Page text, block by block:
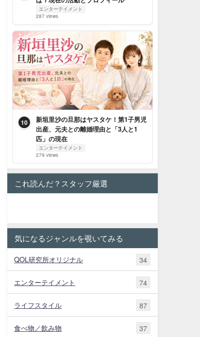
エンターテイメント
287 views
10
新垣里沙の旦那はヤスタケ！第1子男児
出産、元夫との離婚理由と「3人と1
匹」の現在
エンターテイメント
279 views
これ読んだ？スタッフ厳選
気になるジャンルを覗いてみる
QOL研究所オリジナル 34
エンターテイメント 74
ライフスタイル 87
食べ物／飲み物 37